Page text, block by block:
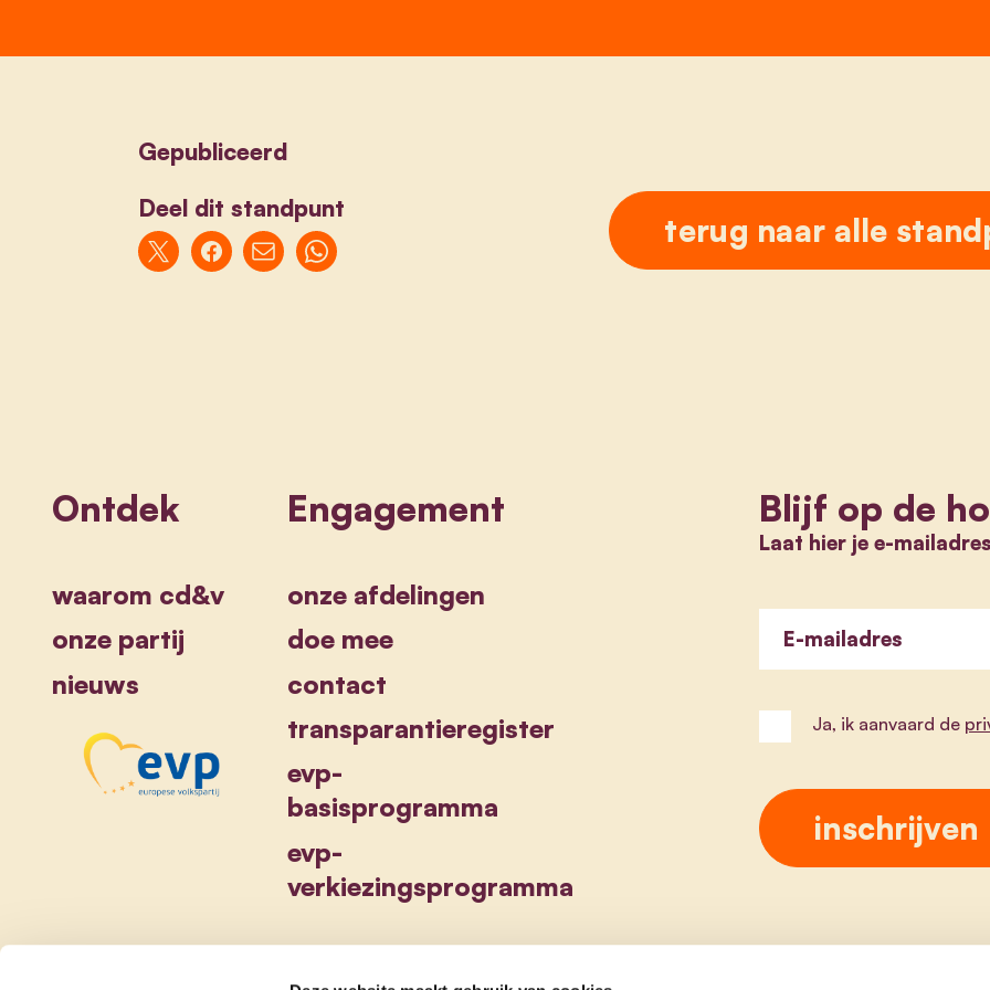
Gepubliceerd
Deel dit standpunt
terug naar alle
Ontdek
waarom cd&v
onze partij
nieuws
Engagement
onze afdelingen
doe mee
contact
transparantieregister
evp-
basisprogramma
evp-
verkiezingsprogramma
Blijf op de
Laat hier je e-
E-mailadres
Ja, ik aanvaard de